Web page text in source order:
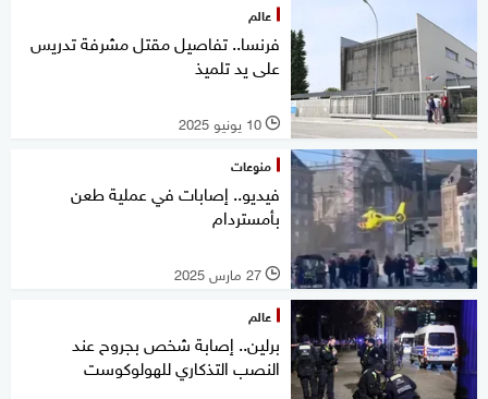
عالم
فرنسا.. تفاصيل مقتل مشرفة تدريس
على يد تلميذ
l 10 يونيو 2025
منوعات
فيديو.. إصابات في عملية طعن
بأمستردام
l 27 مارس 2025
عالم
برلين.. إصابة شخص بجروح عند
النصب التذكاري للهولوكوست